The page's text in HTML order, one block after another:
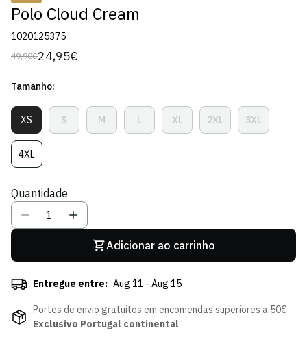
Polo Cloud Cream
1020125375
Preço
49,90€
Preço
venda
24,95€
Tamanho:
XSVariante
Esgotada
Ou
Indisponível
SVariante
Esgotada
MVariante
Esgotada
LVariante
Esgotada
XL
Variante
Esgotada
2XLVariante
Esgotada
3XLVariante
Esgotada
4XLVariante
Esgotada
Indisponível
Quantidade
Adicionar ao carrinho
Entregue entre: Aug 11 - Aug 15
Portes de envio gratuitos em encomendas superiores a 50€
Exclusivo Portugal continental